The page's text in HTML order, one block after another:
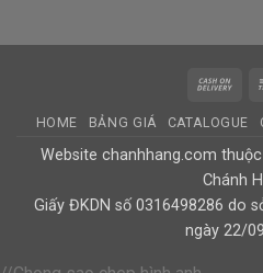
HOME BẢNG GIÁ CATALOGUE
Website chanhhang.com
Chánh
Giấy ĐKDN số 0316498286 do
ngày 22/